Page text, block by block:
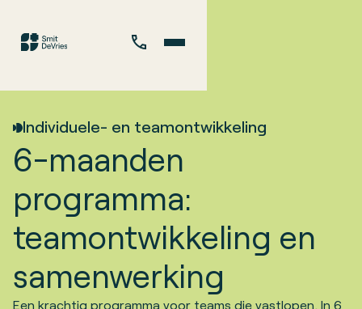
Individuele- en teamontwikkeling
6-maanden
programma:
teamontwikkeling en
samenwerking
Een krachtig programma voor teams die vastlopen. In 6